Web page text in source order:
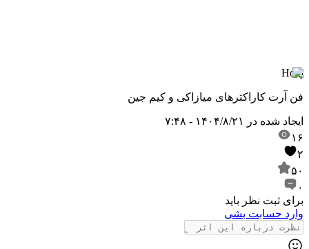
Hokj
فن آرت کاراکترهای میازاکی و کیم جین
ایجاد شده در
۱۴۰۴/۸/۲۱ - ۷:۴۸
۱۶
۲
۵۰
۰
برای ثبت نظر باید
وارد حسابت بشی